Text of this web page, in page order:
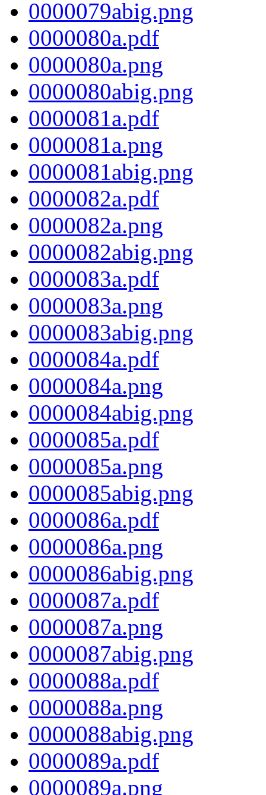
0000079abig.png
0000080a.pdf
0000080a.png
0000080abig.png
0000081a.pdf
0000081a.png
0000081abig.png
0000082a.pdf
0000082a.png
0000082abig.png
0000083a.pdf
0000083a.png
0000083abig.png
0000084a.pdf
0000084a.png
0000084abig.png
0000085a.pdf
0000085a.png
0000085abig.png
0000086a.pdf
0000086a.png
0000086abig.png
0000087a.pdf
0000087a.png
0000087abig.png
0000088a.pdf
0000088a.png
0000088abig.png
0000089a.pdf
0000089a.png